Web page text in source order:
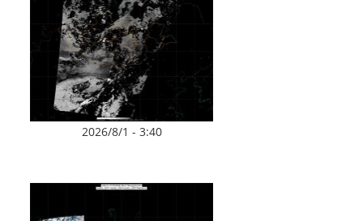
2026/8/1 - 3:40